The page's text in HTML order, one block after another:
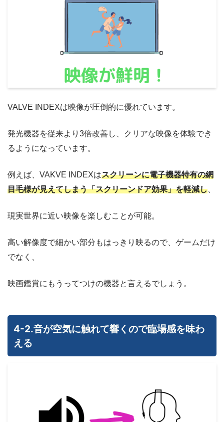
VALVE INDEXは映像が圧倒的に優れています。
発光機器を従来より3倍改善し、クリアな映像を体験でき
るようになっています。
例えば、VAKVE INDEXはスクリーンに電子機器特有の網
目毛様が見えてしまう「スクリーンドア効果」を軽減し
現実世界に近い映像を楽しむことが可能。
高い解像度で細かい部分もはっきり映るので、ゲームだけ
でなく、
映画鑑賞にもうってつけの機器と言えるでしょう。
4-2.音が空気に触れて響くので臨場感を味わ
える